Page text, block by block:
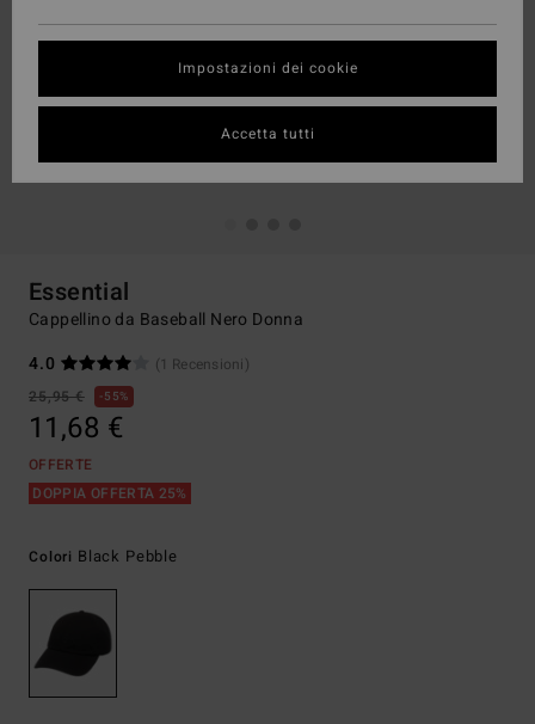
Essential
Cappellino da Baseball Nero Donna
4.0
(1 Recensioni)
25,95 €
55%
11,68 €
OFFERTE
DOPPIA OFFERTA 25%
Colori Black Pebble
Impostazioni dei cookie
Accetta tutti